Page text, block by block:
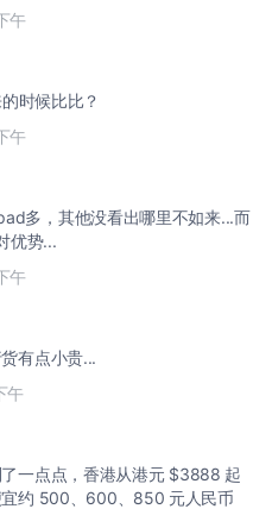
午
时候比比？
午
多，其他没看出哪里不如来...而
优势...
午
有点小贵...
午
一点点，香港从港元 $3888 起
约 500、600、850 元人民币